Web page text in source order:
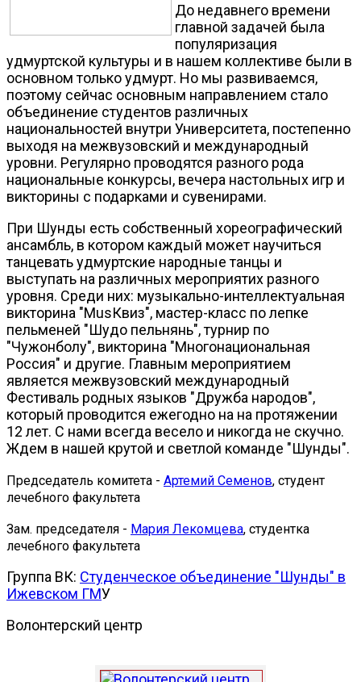
До недавнего времени
главной задачей была
популяризация
удмуртской культуры и в нашем коллективе были в
основном только удмурт. Но мы развиваемся,
поэтому сейчас основным направлением стало
объединение студентов различных
национальностей внутри Университета, постепенно
выходя на межвузовский и международный
уровни. Регулярно проводятся разного рода
национальные конкурсы, вечера настольных игр и
викторины с подарками и сувенирами.
При Шунды есть собственный хореографический
ансамбль, в котором каждый может научиться
танцевать удмуртские народные танцы и
выступать на различных мероприятих разного
уровня. Среди них: музыкально-интеллектуальная
викторина "MusКвиз", мастер-класс по лепке
пельменей "Шудо пельнянь", турнир по
"Чужонболу", викторина "Многонациональная
Россия" и другие. Главным мероприятием
является межвузовский международный
Фестиваль родных языков "Дружба народов",
который проводится ежегодно на на протяжении
12 лет. С нами всегда весело и никогда не скучно.
Ждем в нашей крутой и светлой команде "Шунды".
Председатель комитета - Артемий Семенов, студент
лечебного факультета
Зам. председателя - Мария Лекомцева, студентка
лечебного факультета
Группа ВК: Студенческое объединение "Шунды" в
Ижевском ГМУ
Волонтерский центр